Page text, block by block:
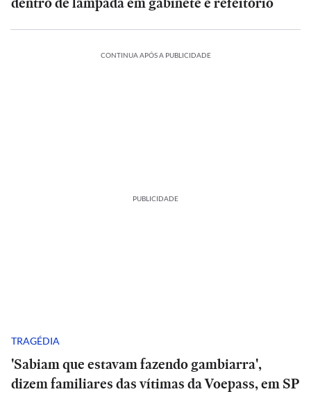
CONTINUA APÓS A PUBLICIDADE
PUBLICIDADE
TRAGÉDIA
'Sabiam que estavam fazendo gambiarra',
dizem familiares das vítimas da Voepass, em SP